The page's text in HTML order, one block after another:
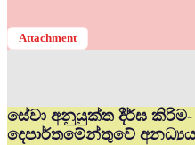
Attachment
සේවා අනුයුක්ත දීර්ඝ
දෙපාර්තමේන්තුවේ